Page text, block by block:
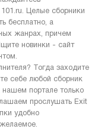
Целые сборники
бесплатно, а
жанрах, причем
новинки - сайт
Тогда заходите
себе любой сборник
нашем портале только
прослушать Exit
удобно